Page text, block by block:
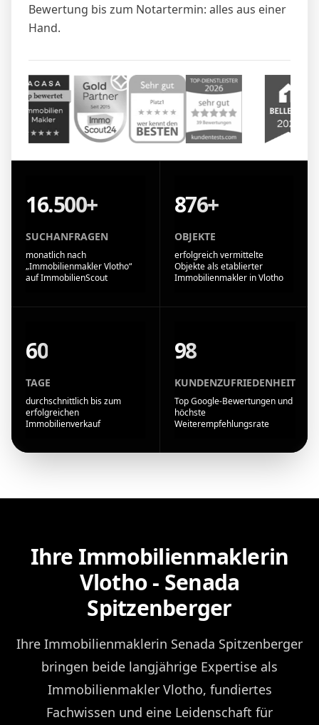
Bewertung bis zum Notartermin: alles aus einer
Hand.
16.500+
SUCHANFRAGEN
monatlich nach
„Immobilienmakler Vlotho“
auf ImmobilienScout
876+
OBJEKTE
erfolgreich vermittelte
Objekte als etablierter
Immobilienmakler in Vlotho
60
TAGE
durchschnittlich bis zum
erfolgreichen
Immobilienverkauf
98
KUNDENZUFRIEDENHEIT
Top Google-Bewertungen und
höchste
Weiterempfehlungsrate
Ihre Immobilienmaklerin
Vlotho - Senada
Spitzenberger
Ihre Immobilienmaklerin Senada Spitzenberger
bringen beide langjährige Expertise als
Immobilienmakler Vlotho, fundiertes
Fachwissen und eine Leidenschaft für